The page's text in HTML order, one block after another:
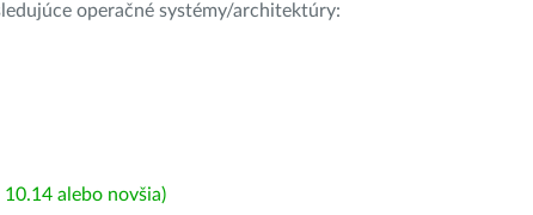
operačné systémy/architektúry:
alebo novšia)